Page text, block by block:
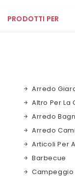
PRODOTTI PER
Arredo
Altro Per La
Arredo
Arredo
Articoli Per
Barbecue
Campeggio